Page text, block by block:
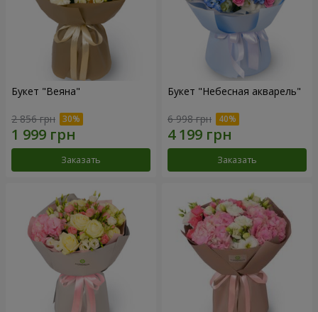
Букет "Веяна"
2 856 грн
Заказать
Букет "Небесная акварель"
6 998 грн
Заказать